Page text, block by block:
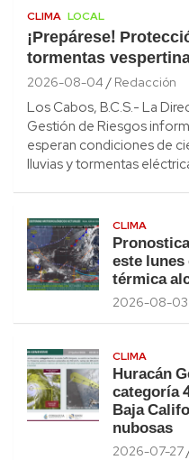
CLIMA LOCAL
¡Prepárese!
tormentas
2026-08-04 Redacción
Los Cabos, B.C.S.- La
Gestión de Riesgos
esperan condiciones de
lluvias y tormentas
CLIMA
este
térmica
2026-08-03
CLIMA
Huracán
categoría
Baja
nubosas
2026-07-27